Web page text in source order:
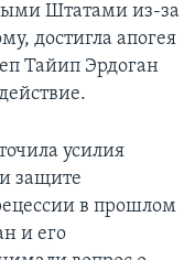
Штатами из-за
достигла апогея
Тайип Эрдоган
усилия
защите
в прошлом
и его